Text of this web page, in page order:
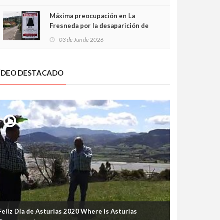
Máxima preocupación en La
Fresneda por la desaparición de
03 de Jun de 2026
DESTACADO
Día de Asturias 2020 Where is Asturias